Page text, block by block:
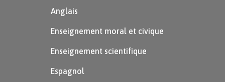
Anglais
Enseignement moral et civique
Enseignement scientifique
Espagnol